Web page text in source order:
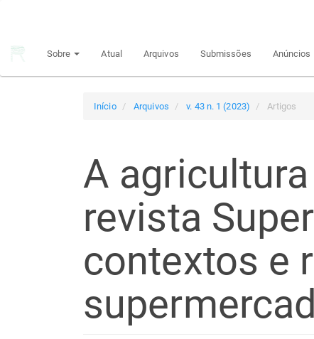
principal
Sobre Atual Arquivos Submissões Anúncios
Início Arquivos v. 43 n. 1 (2023) Artigos
A
revista
contextos e